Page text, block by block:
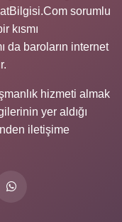
sorumlu
kısmı
da baroların internet
hizmeti almak
yer aldığı
iletişime